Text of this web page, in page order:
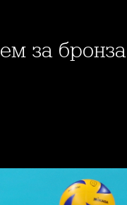
за бронза